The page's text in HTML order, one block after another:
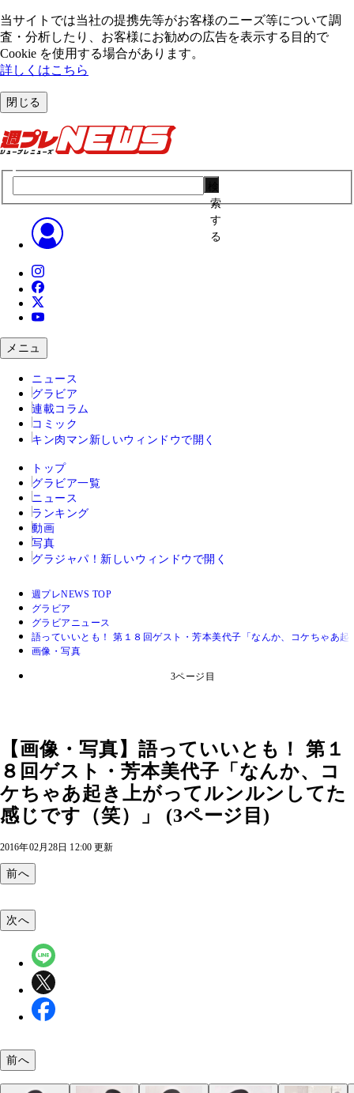
当サイトでは当社の提携先等がお客様のニーズ等について調
査・分析したり、お客様にお勧めの広告を表⽰する⽬的で
Cookie を使⽤する場合があります。
詳しくはこちら
閉じる
索
す
る
メニュ
ニュース
グラビア
連載コラム
コミック
キン肉マン 新しいウィンドウで開く
トップ
グラビア一覧
ニュース
ランキング
動画
写真
グラジャパ！ 新しいウィンドウで開く
週プレNEWS TOP
グラビア
グラビアニュース
語っていいとも！ 第１８回ゲスト・芳本美代子「なんか、コケちゃあ
画像・写真
3ページ目
【画像・写真】語っていいとも！ 第１
８回ゲスト・芳本美代子「なんか、コ
ケちゃあ起き上がってルンルンしてた
感じです（笑）」 (3ページ目)
2016年02月28日 12:00 更新
前へ
次へ
前へ